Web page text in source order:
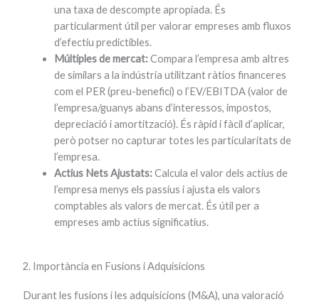
una taxa de descompte apropiada. És
particularment útil per valorar empreses amb fluxos
d’efectiu predictibles.
Múltiples de mercat:Compara l’empresa amb altres
de similars a la indústria utilitzant ràtios financeres
com el PER (preu-benefici) o l’EV/EBITDA (valor de
l’empresa/guanys abans d’interessos, impostos,
depreciació i amortització). És ràpid i fàcil d’aplicar,
però potser no capturar totes les particularitats de
l’empresa.
Actius Nets Ajustats:Calcula el valor dels actius de
l’empresa menys els passius i ajusta els valors
comptables als valors de mercat. És útil per a
empreses amb actius significatius.
2. Importància en Fusions i Adquisicions
Durant les fusions i les adquisicions (M&A), una valoració